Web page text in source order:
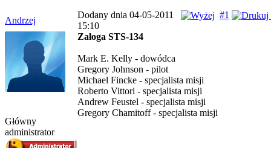
Andrzej
#1
Dodany dnia 04-05-2011
15:10
Główny
administrator
Załoga STS-134
Mark E. Kelly - dowódca
Gregory Johnson - pilot
Michael Fincke - specjalista misji
Roberto Vittori - specjalista misji
Andrew Feustel - specjalista misji
Gregory Chamitoff - specjalista misji